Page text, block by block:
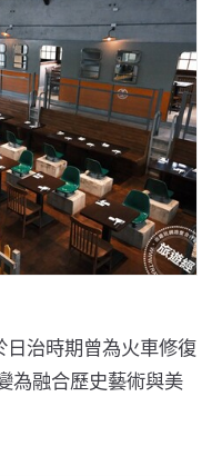
治時期曾為火車修復
為融合歷史藝術與美